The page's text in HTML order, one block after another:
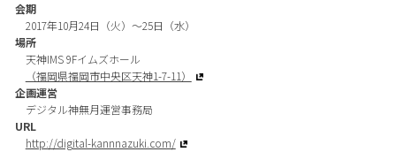
会期
2017年10月24日（火）～25日（水）
場所
天神IMS 9Fイムズホール
（福岡県福岡市中央区天神1-7-11）
企画運営
デジタル神無月運営事務局
URL
http://digital-kannnazuki.com/